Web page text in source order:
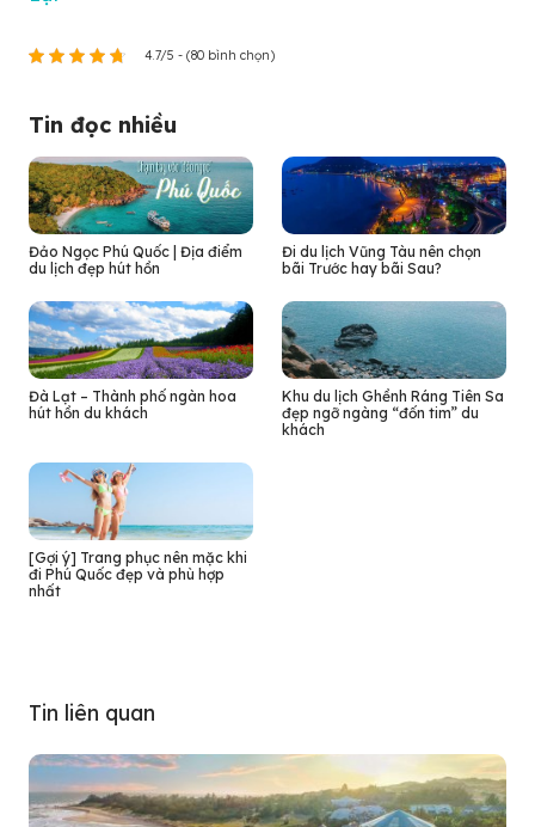
4.7/5 - (80 bình chọn)
Tin đọc nhiều
Đảo Ngọc Phú Quốc | Địa điểm
du lịch đẹp hút hồn
Đi du lịch Vũng Tàu nên chọn
bãi Trước hay bãi Sau?
Đà Lạt – Thành phố ngàn hoa
hút hồn du khách
Khu du lịch Ghềnh Ráng Tiên Sa
đẹp ngỡ ngàng “đốn tim” du
khách
[Gợi ý] Trang phục nên mặc khi
đi Phú Quốc đẹp và phù hợp
nhất
Tin liên quan